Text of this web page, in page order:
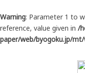
Warning: Parameter 1 to
reference, value given in /
paper/web/byogoku.jp/